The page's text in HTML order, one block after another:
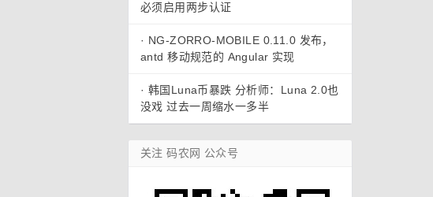
必须启用两步认证
· NG-ZORRO-MOBILE 0.11.0 发布，
antd 移动规范的 Angular 实现
· 韩国Luna币暴跌 分析师：Luna 2.0也
没戏 过去一周缩水一多半
关注 码农网 公众号